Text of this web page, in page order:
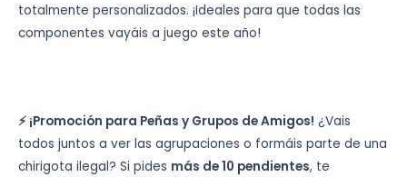
totalmente personalizados. ¡Ideales para que todas las
componentes vayáis a juego este año!
⚡ ¡Promoción para Peñas y Grupos de Amigos! ¿Vais
todos juntos a ver las agrupaciones o formáis parte de una
chirigota ilegal? Si pides más de 10 pendientes, te